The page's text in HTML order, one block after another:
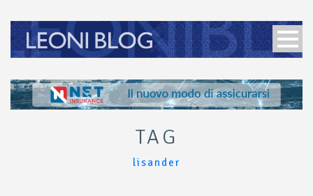
TAG
lisander